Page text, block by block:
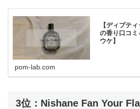
【ディプテ
の香り口コ
ウケ】
pom-lab.com
3位：Nishane Fan Your